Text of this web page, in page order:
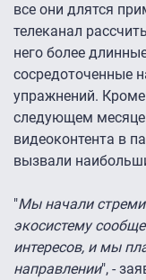
все они длятся
телеканал
него более
сосредоточенные
упражнений.
следующем
видеоконтента в
вызвали
"Мы начали
экосистему
интересов, и мы
направлении", -